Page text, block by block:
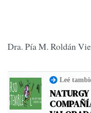
Dra. Pía M. Roldán
Leé